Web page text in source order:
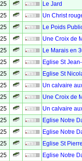
Le Jard
Un Christ
Le Poids
Une Croix de
Le Marais en
Eglise St
Eglise St
Un calvaire
Une Croix de
Un calvaire
Eglise Notre
Eglise Notre
Eglise St
Eglise Notre